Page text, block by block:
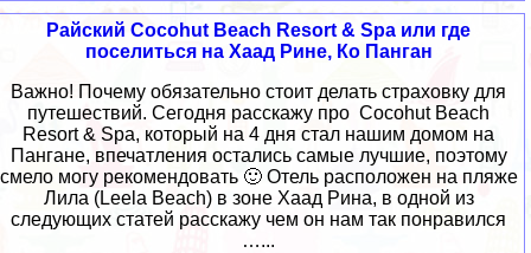
Райский Cocohut Beach Resort & Spa или где
поселиться на Хаад Рине, Ко Панган
Важно! Почему обязательно стоит делать страховку для
путешествий. Сегодня расскажу про Сocohut Beach
Resort & Spa, который на 4 дня стал нашим домом на
Пангане, впечатления остались самые лучшие, поэтому
смело могу рекомендовать 🙂 Отель расположен на пляже
Лила (Leela Beach) в зоне Хаад Рина, в одной из
следующих статей расскажу чем он нам так понравился
…...